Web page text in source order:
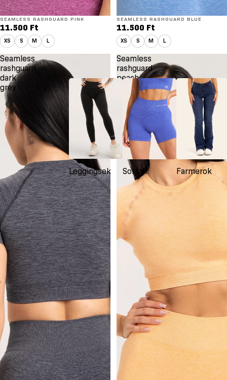
Leggingsek Sortok Farmerok
SEAMLESS RASHGUARD PINK
11.500 Ft
XS S M L
SEAMLESS RASHGUARD BLUE
11.500 Ft
XS S M L
Seamless
rashguard
dark
grey
Seamless
rashguard
peach